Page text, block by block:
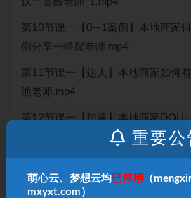
第10节课一【0—1案例】本地商家
例分享一峥探老师.mp4
第11节课一【达人】本地商家如何
渔老师.mp4
第12节课一【加速】本地商家
第14节课【榜单】商家榜单打造方
重要公
萌心云、梦想云均 已停用
（
mxyxt.com）